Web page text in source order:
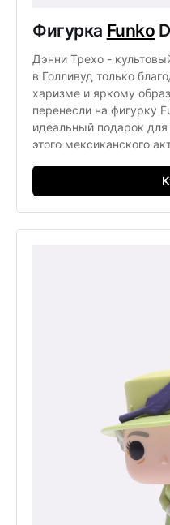
Фигурка Funko
Дэнни Трехо -
в Голливуд только
харизме и яркому
перенесли на фигурку
идеальный подарок для
этого мексиканского